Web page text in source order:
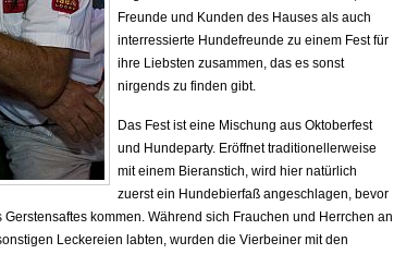
Freunde und Kunden des Hauses als auch
interressierte Hundefreunde zu einem Fest für
ihre Liebsten zusammen, das es sonst
nirgends zu finden gibt.
Das Fest ist eine Mischung aus Oktoberfest
und Hundeparty. Eröffnet traditionellerweise
mit einem Bieranstich, wird hier natürlich
zuerst ein Hundebierfaß angeschlagen, bevor
kommen. Während sich Frauchen und Herrchen an
Leckereien labten, wurden die Vierbeiner mit den